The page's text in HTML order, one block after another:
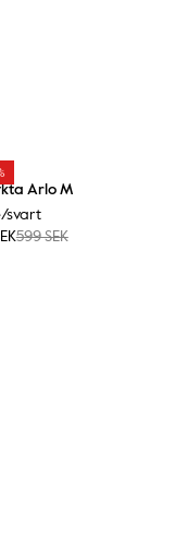
Arlo M
svart
599 SEK